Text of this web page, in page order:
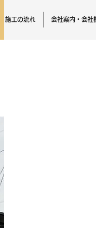
施工の流れ 会社案内・会社